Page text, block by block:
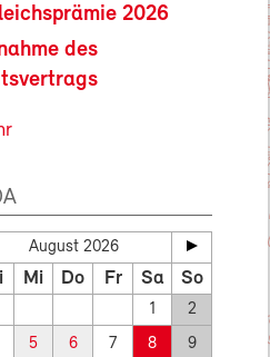
2026
des
August 2026
Mi Do Fr Sa So
1 2
5 6 7 8 9